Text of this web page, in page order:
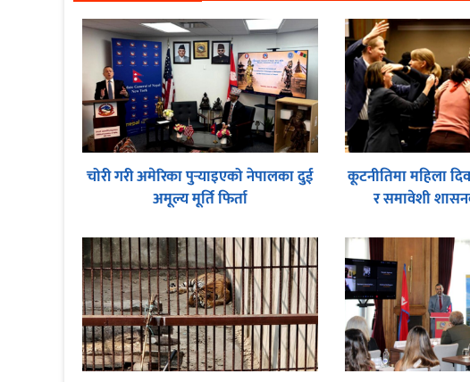
चोरी गरी अमेरिका पुर्‍याइएको नेपालका दुई
अमूल्य मूर्ति फिर्ता
कूटनीतिमा महिला
र समावेशी